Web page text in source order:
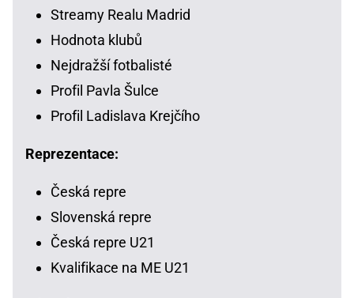
Streamy Realu Madrid
Hodnota klubů
Nejdražší fotbalisté
Profil Pavla Šulce
Profil Ladislava Krejčího
Reprezentace:
Česká repre
Slovenská repre
Česká repre U21
Kvalifikace na ME U21